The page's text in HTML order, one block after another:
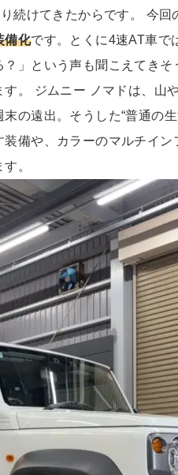
続けてきたからです。 今回
備化です。とくに4速AT車で
」という声も聞こえてき
。 ジムニー ノマドは、山
の遠出。そうした“普通の
備や、カラーのマルチイ
。